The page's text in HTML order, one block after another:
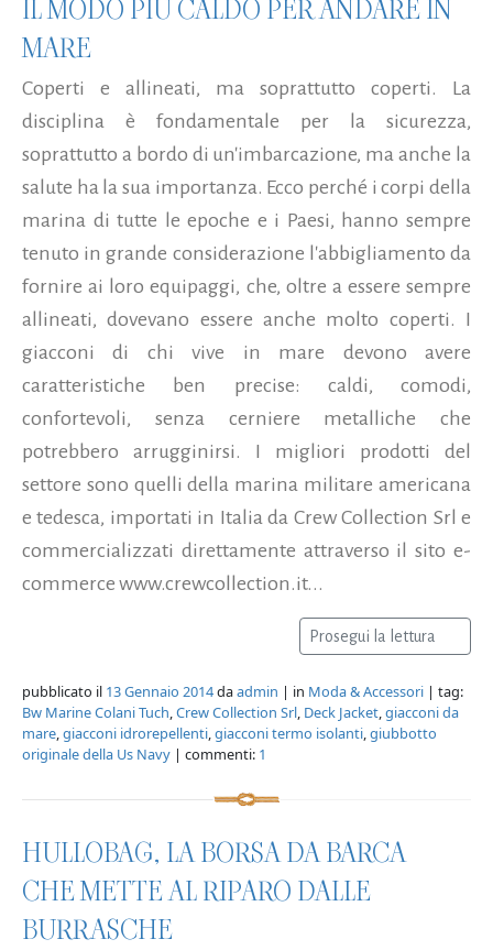
IL MODO PIÙ CALDO PER ANDARE IN
MARE
Coperti e allineati, ma soprattutto coperti. La
disciplina è fondamentale per la sicurezza,
soprattutto a bordo di un'imbarcazione, ma anche la
salute ha la sua importanza. Ecco perché i corpi della
marina di tutte le epoche e i Paesi, hanno sempre
tenuto in grande considerazione l'abbigliamento da
fornire ai loro equipaggi, che, oltre a essere sempre
allineati, dovevano essere anche molto coperti. I
giacconi di chi vive in mare devono avere
caratteristiche ben precise: caldi, comodi,
confortevoli, senza cerniere metalliche che
potrebbero arrugginirsi. I migliori prodotti del
settore sono quelli della marina militare americana
e tedesca, importati in Italia da Crew Collection Srl e
commercializzati direttamente attraverso il sito e-
commerce www.crewcollection.it...
Prosegui la lettura
pubblicato il 13 Gennaio 2014daadmin | in Moda & Accessori | tag:
Bw Marine Colani Tuch,Crew Collection Srl, Deck Jacket,giacconi da
mare,giacconi idrorepellenti,giacconi termo isolanti,giubbotto
originale della Us Navy | commenti: 1
HULLOBAG, LA BORSA DA BARCA
CHE METTE AL RIPARO DALLE
BURRASCHE